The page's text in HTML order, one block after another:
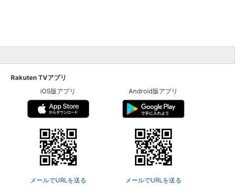
Rakuten TVアプリ
iOS版アプリ
メールでURLを送る
Android版アプリ
メールでURLを送る